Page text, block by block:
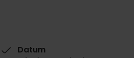
Datum